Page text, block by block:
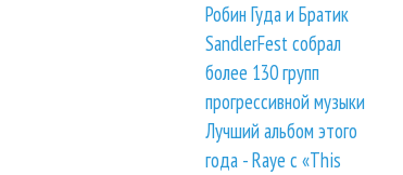
Робин Гуда и Братик
SandlerFest собрал
более 130 групп
прогрессивной музыки
Лучший альбом этого
года - Raye с «This